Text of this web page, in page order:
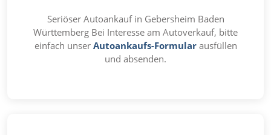
Seriöser Autoankauf in Gebersheim Baden
Württemberg Bei Interesse am Autoverkauf, bitte
einfach unser Autoankaufs-Formularausfüllen
und absenden.